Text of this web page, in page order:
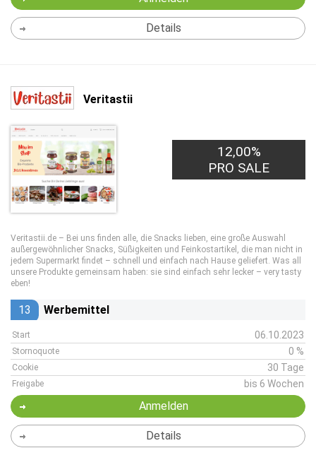
Details
Veritastii
12,00%
PRO SALE
Veritastii.de – Bei uns finden alle, die Snacks lieben, eine große Auswahl
außergewöhnlicher Snacks, Süßigkeiten und Feinkostartikel, die man nicht in
jedem Supermarkt findet – schnell und einfach nach Hause geliefert. Was all
unsere Produkte gemeinsam haben: sie sind einfach sehr lecker – very tasty
eben!
13 Werbemittel
Start 06.10.2023
Stornoquote 0 %
Cookie 30 Tage
Freigabe bis 6 Wochen
Anmelden
Details